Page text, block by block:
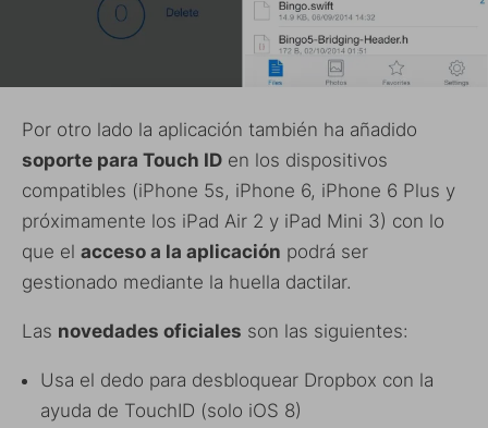
Por otro lado la aplicación también ha añadido
soporte para Touch ID en los dispositivos
compatibles (iPhone 5s, iPhone 6, iPhone 6 Plus y
próximamente los iPad Air 2 y iPad Mini 3) con lo
que el acceso a la aplicación podrá ser
gestionado mediante la huella dactilar.
Las novedades oficiales son las siguientes:
Usa el dedo para desbloquear Dropbox con la
ayuda de TouchID (solo iOS 8)